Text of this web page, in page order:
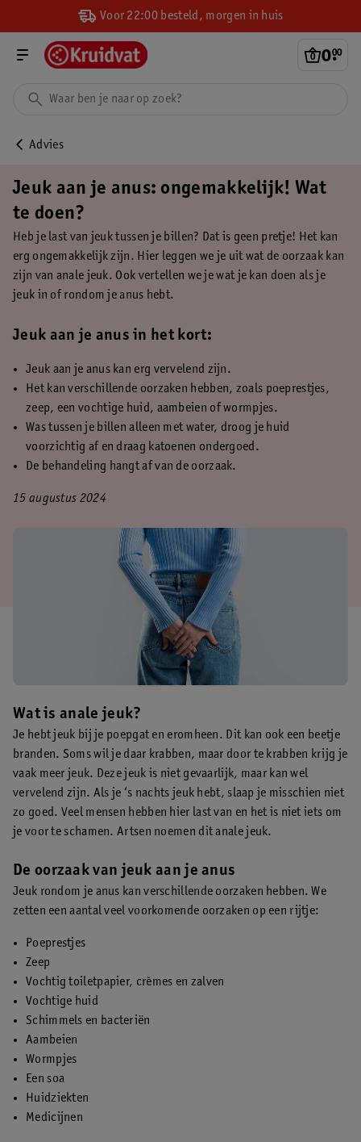
Voor 22:00 besteld, morgen in huis
0.
00
Advies
Jeuk aan je anus: ongemakkelijk! Wat
te doen?
Heb je last van jeuk tussen je billen? Dat is geen pretje! Het kan
erg ongemakkelijk zijn. Hier leggen we je uit wat de oorzaak kan
zijn van anale jeuk. Ook vertellen we je wat je kan doen als je
jeuk in of rondom je anus hebt.
Jeuk aan je anus in het kort:
Jeuk aan je anus kan erg vervelend zijn.
Het kan verschillende oorzaken hebben, zoals poeprestjes,
zeep, een vochtige huid, aambeien of wormpjes.
Was tussen je billen alleen met water, droog je huid
voorzichtig af en draag katoenen ondergoed.
De behandeling hangt af van de oorzaak.
15 augustus 2024
Wat is anale jeuk?
Je hebt jeuk bij je poepgat en eromheen. Dit kan ook een beetje
branden. Soms wil je daar krabben, maar door te krabben krijg je
vaak meer jeuk. Deze jeuk is niet gevaarlijk, maar kan wel
vervelend zijn. Als je ‘s nachts jeuk hebt, slaap je misschien niet
zo goed. Veel mensen hebben hier last van en het is niet iets om
je voor te schamen. Artsen noemen dit anale jeuk.
De oorzaak van jeuk aan je anus
Jeuk rondom je anus kan verschillende oorzaken hebben. We
zetten een aantal veel voorkomende oorzaken op een rijtje:
Poeprestjes
Zeep
Vochtig toiletpapier, crèmes en zalven
Vochtige huid
Schimmels en bacteriën
Aambeien
Wormpjes
Een soa
Huidziekten
Medicijnen